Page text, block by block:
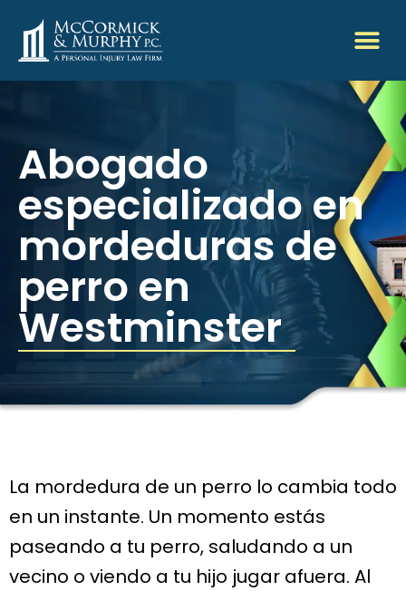
Abogado
especializado en
mordeduras de
perro en
Westminster
La mordedura de un perro lo cambia todo
en un instante. Un momento estás
paseando a tu perro, saludando a un
vecino o viendo a tu hijo jugar afuera. Al